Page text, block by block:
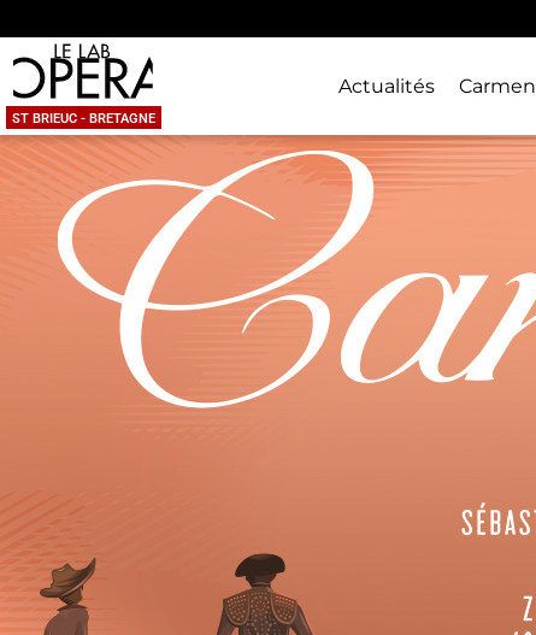
ST BRIEUC - BRETAGNE
Actualités Carmen